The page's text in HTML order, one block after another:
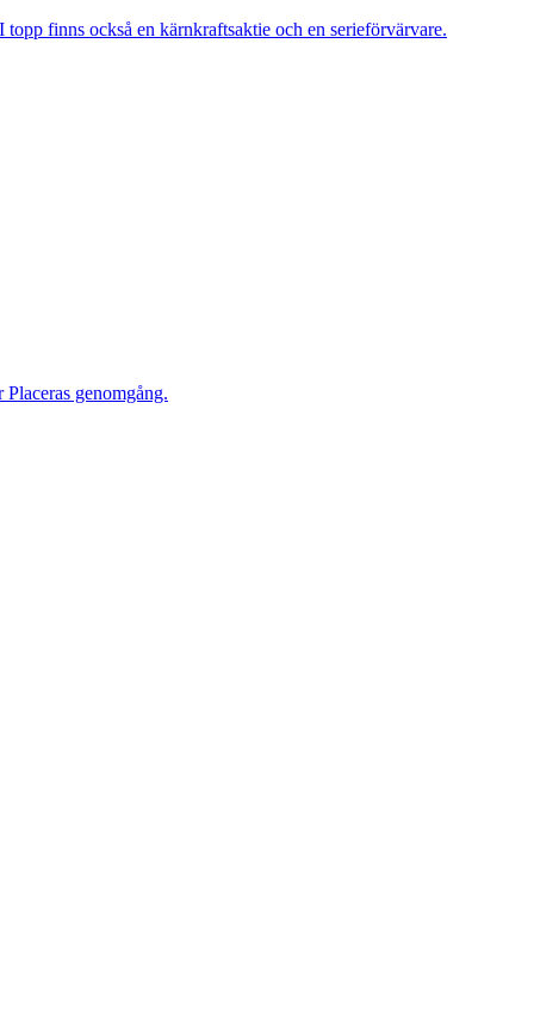
finns också en kärnkraftsaktie och en serieförvärvare.
genomgång.